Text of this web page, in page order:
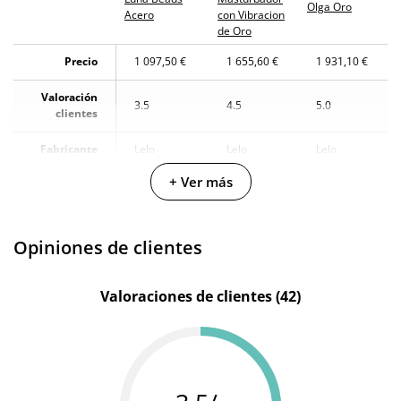
El lunes 10 de agosto (fecha estimada)
Acero
con Vibracion
de Oro
Olga Oro
Precio 1 097,50 € 1 655,60 € 1 931,10 €
Valoración
clientes
3.5 4.5 5.0
Fabricante Lelo Lelo Lelo
Plateado Dorado
inoxidable
+ Ver más
Opiniones de clientes
Valoraciones de clientes (42)